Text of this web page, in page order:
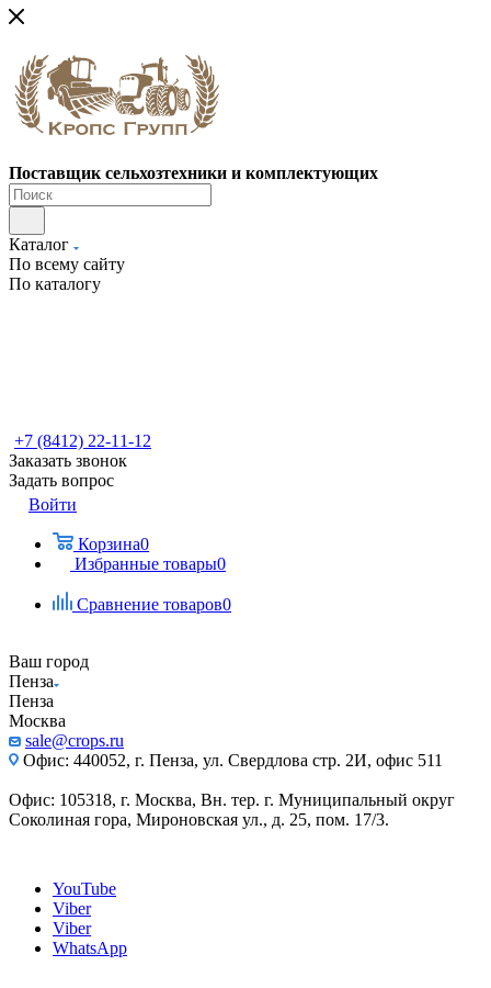
Поставщик сельхозтехники и комплектующих
Каталог
По всему сайту
По каталогу
+7 (8412) 22-11-12
Заказать звонок
Задать вопрос
Войти
Корзина0
Избранные товары0
Сравнение товаров0
Ваш город
Пенза
Пенза
Москва
sale@crops.ru
Офис: 440052, г. Пенза, ул. Свердлова стр. 2И, офис 511
Офис: 105318, г. Москва, Вн. тер. г. Муниципальный округ
Соколиная гора, Мироновская ул., д. 25, пом. 17/3.
YouTube
Viber
Viber
WhatsApp